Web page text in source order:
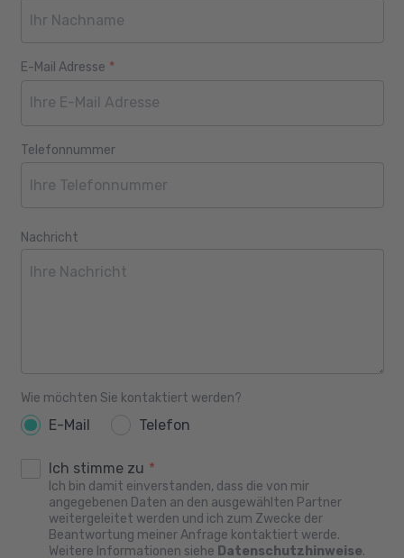
E-Mail Adresse *
Telefonnummer
Nachricht
Wie möchten Sie kontaktiert werden?
E-Mail Telefon
Ich stimme zu *
Ich bin damit einverstanden, dass die von mir
angegebenen Daten an den ausgewählten Partner
weitergeleitet werden und ich zum Zwecke der
Beantwortung meiner Anfrage kontaktiert werde.
Weitere Informationen siehe Datenschutzhinweise.